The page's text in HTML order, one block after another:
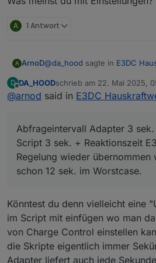
A 1 Antwort
A ArnoD@da_hood sagte in E3DC
Ja klar darf er 1 Sekunde
sein.
Abfrageintervall Adapter 3
3 sek. + Reaktionszeit E3DC
übernommen wird 6 sek. sind
Worstcase.
D
Offline
DA_HOODschrieb am 22. Mai 2025,
zuletzt editiert von
@arnod said in E3DC
Abfrageintervall Adapter 3
Script 3 sek. + Reaktionszeit
Regelung wieder übernommen
schon 12 sek. im Worstcase.
Könntest du denn vielleicht eine
im Script mit einfügen wo man
von Charge Control einstellen
die Skripte eigentlich immer
Adapter liefert auch jede